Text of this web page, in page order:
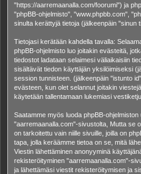
"https://aarremaanalla.com/foorumi") ja
"phpBB-ohjelmisto", "www.phpbb.com",
sinulta kerättyjä tietoja (jälkeenpäin "sinun
Tietojasi kerätään kahdella tavalla:
phpBB-ohjelmisto luo joitakin evästeitä,
tiedostot ladataan selaimesi väliaikaisiin
sisältävät tiedon käyttäjän yksilöimiseksi
session tunnisteen. (jälkeenpäin "istunto
evästeen, kun olet selannut joitakin
käytetään tallentamaan lukemiasi
Saatamme myös luoda phpBB-
"aarremaanalla.com"-sivustolta, Mutta se
on tarkoitettu vain niille sivuille, joilla on
tapa, jolla keräämme tietoa on se, mitä
Viestin lähettäminen anonyyminä
rekisteröityminen "aarremaanalla.com"-
ja lähettämäsi viestit rekisteröitymisen ja